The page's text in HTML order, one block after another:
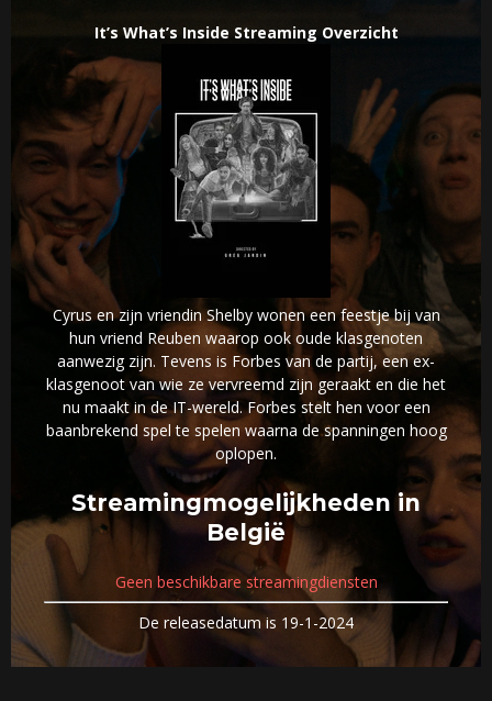
It’s What’s Inside Streaming Overzicht
Cyrus en zijn vriendin Shelby wonen een feestje bij van
hun vriend Reuben waarop ook oude klasgenoten
aanwezig zijn. Tevens is Forbes van de partij, een ex-
klasgenoot van wie ze vervreemd zijn geraakt en die het
nu maakt in de IT-wereld. Forbes stelt hen voor een
baanbrekend spel te spelen waarna de spanningen hoog
oplopen.
Streamingmogelijkheden in
België
Geen beschikbare streamingdiensten
De releasedatum is 19-1-2024